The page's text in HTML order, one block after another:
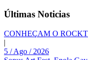
Últimas Noticias
CONHEÇAM O
|
5 / Ago / 2026